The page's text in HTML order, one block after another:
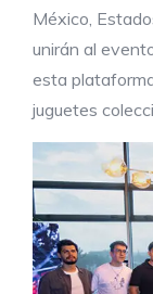
México,
unirán al
esta
juguetes